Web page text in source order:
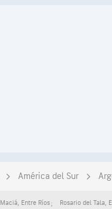
América del Sur
Maciá, Entre Ríos Rosario del Tala,